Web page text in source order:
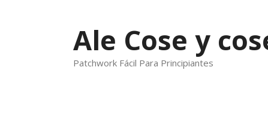
Ale Cose y
Patchwork Fácil Para Principiantes